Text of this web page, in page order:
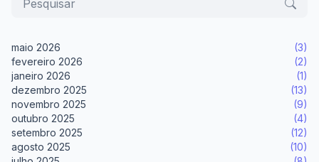
maio 2026
(3)
fevereiro 2026
(2)
janeiro 2026
(1)
dezembro 2025
(13)
novembro 2025
(9)
outubro 2025
(4)
setembro 2025
(12)
agosto 2025
(10)